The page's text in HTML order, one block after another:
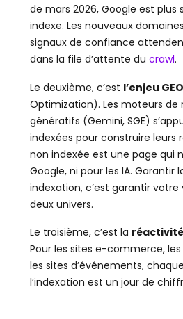
de mars 2026, Google est plus
indexe. Les nouveaux
signaux de confiance
dans la file d’attente du crawl.
Le deuxième, c’est l’enjeu GEO
Optimization). Les moteurs de
génératifs (Gemini, SGE)
indexées pour construire leurs
non indexée est une page qui
Google, ni pour les IA.
indexation, c’est garantir votre
deux univers.
Le troisième, c’est la
Pour les sites e-commerce, les
les sites d’événements,
l’indexation est un jour de